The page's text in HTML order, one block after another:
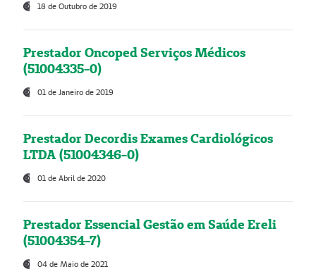
18 de Outubro de 2019
Prestador Oncoped Serviços Médicos
(51004335-0)
01 de Janeiro de 2019
Prestador Decordis Exames Cardiológicos
LTDA (51004346-0)
01 de Abril de 2020
Prestador Essencial Gestão em Saúde Ereli
(51004354-7)
04 de Maio de 2021